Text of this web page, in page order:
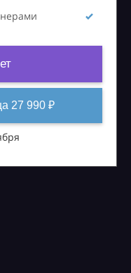
27 990 ₽